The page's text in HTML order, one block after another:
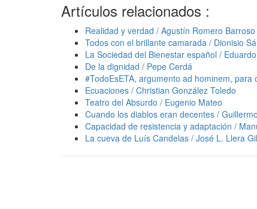
Artículos relacionados :
Realidad y verdad / Agustín Romero Barroso
Todos con el brillante camarada / Dionisio
La Sociedad del Bienestar español /
De la dignidad / Pepe Cerdá
#TodoEsETA, argumento ad hominem,
Ecuaciones / Christian González Toledo
Teatro del Absurdo / Eugenio Mateo
Cuando los diablos eran decentes /
Capacidad de resistencia y adaptación /
La cueva de Luís Candelas / José L. Llera Gil